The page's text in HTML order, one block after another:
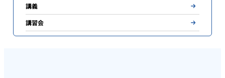
講義
講習会